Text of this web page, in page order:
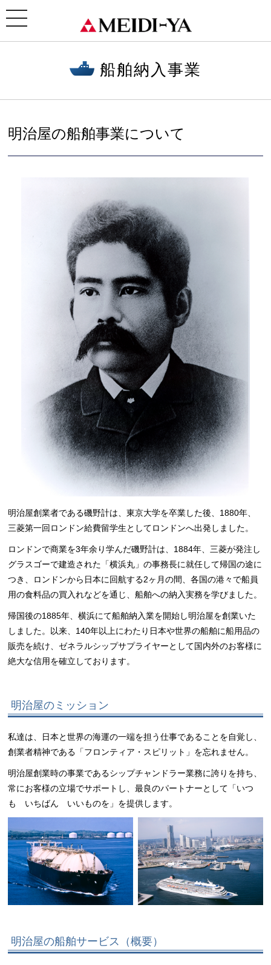
toggle
navigation
船舶納入事業
明治屋の船舶事業について
明治屋創業者である磯野計は、東京大学を卒業した後、1880年、
三菱第一回ロンドン給費留学生としてロンドンへ出発しました。
ロンドンで商業を3年余り学んだ磯野計は、1884年、三菱が発注し
グラスゴーで建造された「横浜丸」の事務長に就任して帰国の途に
つき、ロンドンから日本に回航する2ヶ月の間、各国の港々で船員
用の食料品の買入れなどを通じ、船舶への納入実務を学びました。
帰国後の1885年、横浜にて船舶納入業を開始し明治屋を創業いた
しました。以来、140年以上にわたり日本や世界の船舶に船用品の
販売を続け、ゼネラルシップサプライヤーとして国内外のお客様に
絶大な信用を確立しております。
明治屋のミッション
私達は、日本と世界の海運の一端を担う仕事であることを自覚し、
創業者精神である「フロンティア・スピリット」を忘れません。
明治屋創業時の事業であるシップチャンドラー業務に誇りを持ち、
常にお客様の立場でサポートし、最良のパートナーとして「いつ
も いちばん いいものを」を提供します。
明治屋の船舶サービス（概要）